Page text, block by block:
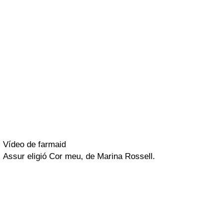
Vídeo de farmaid
Assur eligió Cor meu, de Marina Rossell.